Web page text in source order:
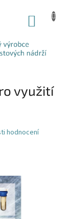
využití
hodnocení